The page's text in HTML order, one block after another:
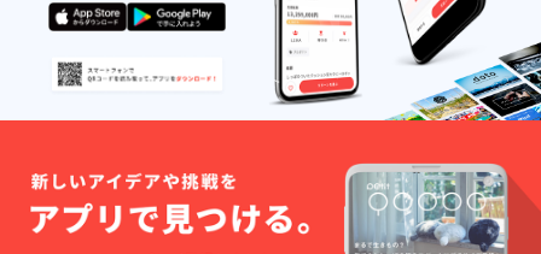
てゲロ吐きたい・一番
焦ってる人・なんとか
なった話・１８
歳
＞＞＞＞＞＞＞＞＞＞
思春期今日、僕は朝、
スパゲティを食べた。